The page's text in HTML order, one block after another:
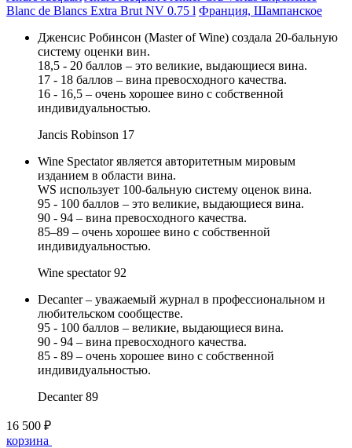
Blanc de Blancs Extra Brut NV 0.75 l Франция, Шампанское
Дженсис Робинсон (Master of Wine) создала 20-бальную
систему оценки вин.
18,5 - 20 баллов – это великие, выдающиеся вина.
17 - 18 баллов – вина превосходного качества.
16 - 16,5 – очень хорошее вино с собственной
индивидуальностью.
Jancis Robinson 17
Wine Spectator является авторитетным мировым
изданием в области вина.
WS использует 100-бальную систему оценок вина.
95 - 100 баллов – это великие, выдающиеся вина.
90 - 94 – вина превосходного качества.
85–89 – очень хорошее вино с собственной
индивидуальностью.
Wine spectator 92
Decanter – уважаемый журнал в профессиональном и
любительском сообществе.
95 - 100 баллов – великие, выдающиеся вина.
90 - 94 – вина превосходного качества.
85 - 89 – очень хорошее вино с собственной
индивидуальностью.
Decanter 89
16 500 ₽
корзина